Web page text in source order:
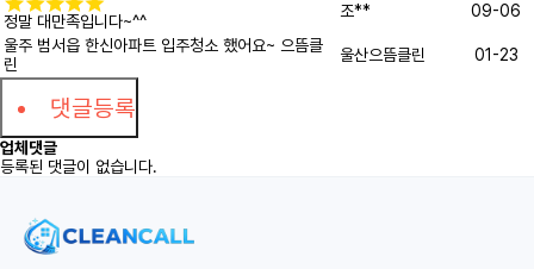
정말 대만족입니다~^^
조**
09-06
울주 범서읍 한신아파트 입주청소 했어요~ 으뜸클
린
울산으뜸클린 01-23
댓글등록
업체댓글
등록된 댓글이 없습니다.